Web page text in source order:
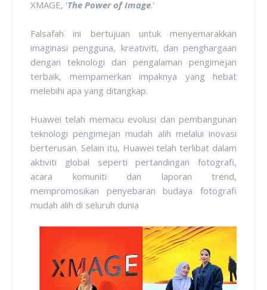
XMAGE, 'The Power of Image.'
Falsafah ini bertujuan untuk menyemarakkan
imaginasi pengguna, kreativiti, dan penghargaan
dengan teknologi dan pengalaman pengimejan
terbaik, mempamerkan impaknya yang hebat
melebihi apa yang ditangkap.
Huawei telah memacu evolusi dan pembangunan
teknologi pengimejan mudah alih melalui inovasi
berterusan. Selain itu, Huawei telah terlibat dalam
aktiviti global seperti pertandingan fotografi,
acara komuniti dan laporan trend,
mempromosikan penyebaran budaya fotografi
mudah alih di seluruh dunia